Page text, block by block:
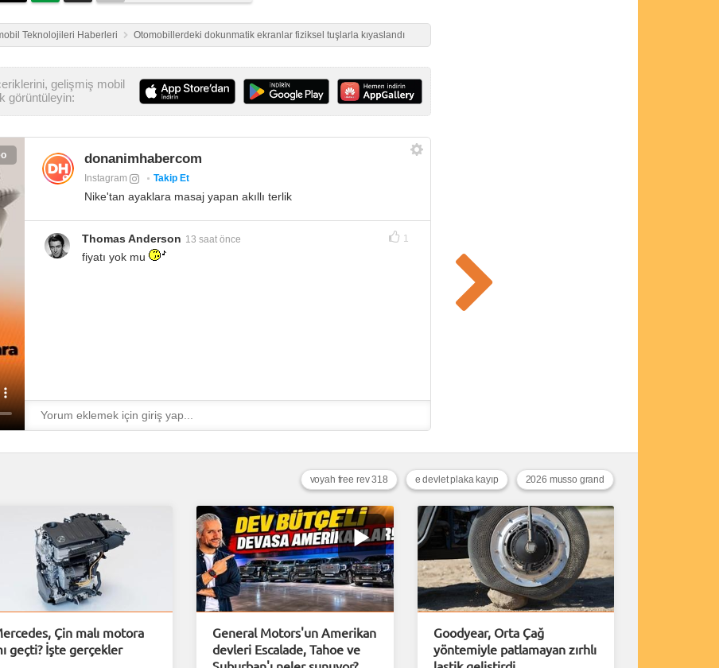
Teknolojileri Haberleri Otomobillerdeki dokunmatik ekranlar fiziksel tuşlarla kıyaslandı
gelişmiş mobil
görüntüleyin:
donanimhabercom
Instagram Takip Et
Nike'tan ayaklara masaj yapan akıllı terlik
Thomas Anderson 13 saat önce 1
fiyatı yok mu
2026 musso grand
e devlet plaka kayıp
voyah free rev 318
Çin malı motora
geçti? İşte gerçekler
General Motors'un Amerikan
devleri Escalade, Tahoe ve
Goodyear, Orta Çağ
yöntemiyle patlamayan zırhlı